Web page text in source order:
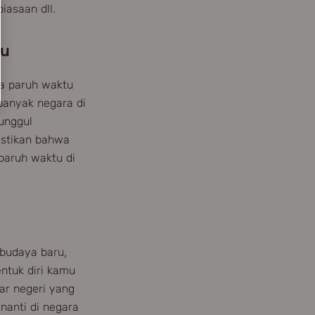
dll.
paruh waktu
negara di
bahwa
waktu di
baru,
diri kamu
negeri yang
di negara